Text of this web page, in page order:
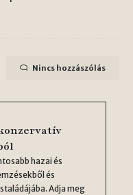
Nincs hozzászólás
hazai és
és
Adja meg